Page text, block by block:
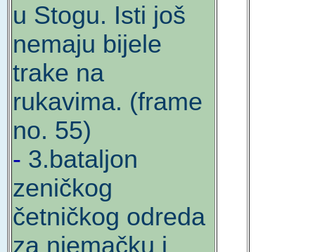
u Stogu. Isti još
nemaju bijele
trake na
rukavima. (frame
no. 55)
- 3.bataljon
zeničkog
četničkog odreda
za njemačku i